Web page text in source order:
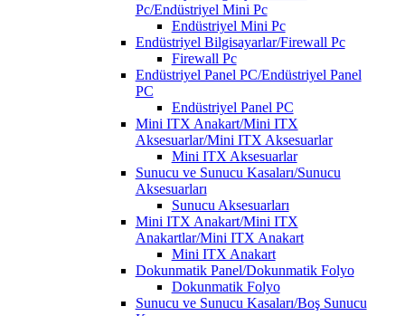
Pc/Endüstriyel Mini Pc
Endüstriyel Mini Pc
Endüstriyel Bilgisayarlar/Firewall Pc
Firewall Pc
Endüstriyel Panel PC/Endüstriyel Panel
PC
Endüstriyel Panel PC
Mini ITX Anakart/Mini ITX
Aksesuarlar/Mini ITX Aksesuarlar
Mini ITX Aksesuarlar
Sunucu ve Sunucu Kasaları/Sunucu
Aksesuarları
Sunucu Aksesuarları
Mini ITX Anakart/Mini ITX
Anakartlar/Mini ITX Anakart
Mini ITX Anakart
Dokunmatik Panel/Dokunmatik Folyo
Dokunmatik Folyo
Sunucu ve Sunucu Kasaları/Boş Sunucu